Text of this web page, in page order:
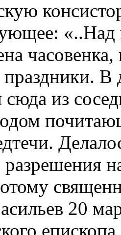
праздники.
сюда из
разрешения
20